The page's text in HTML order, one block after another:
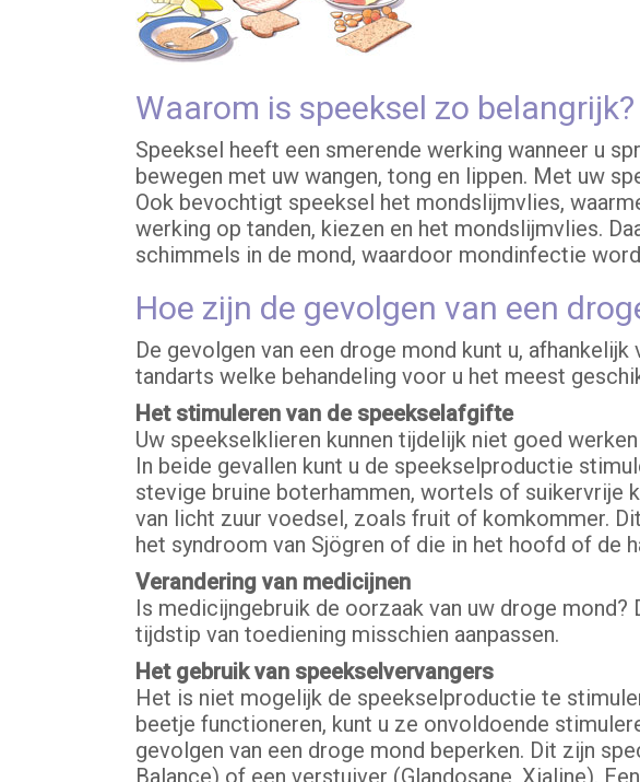
Waarom is speeksel zo belangrijk?
Speeksel heeft een smerende werking wanneer u
bewegen met uw wangen, tong en lippen. Met uw
Ook bevochtigt speeksel het mondslijmvlies,
werking op tanden, kiezen en het mondslijmvlies.
schimmels in de mond, waardoor mondinfectie
Hoe zijn de gevolgen van een
De gevolgen van een droge mond kunt u,
tandarts welke behandeling voor u het meest
Het stimuleren van de speekselafgifte
Uw speekselklieren kunnen tijdelijk niet goed
In beide gevallen kunt u de speekselproductie
stevige bruine boterhammen, wortels of suikervrije
van licht zuur voedsel, zoals fruit of komkommer.
het syndroom van Sjögren of die in het hoofd of de
Verandering van medicijnen
Is medicijngebruik de oorzaak van uw droge
tijdstip van toediening misschien aanpassen.
Het gebruik van speekselvervangers
Het is niet mogelijk de speekselproductie te
beetje functioneren, kunt u ze onvoldoende
gevolgen van een droge mond beperken. Dit zijn